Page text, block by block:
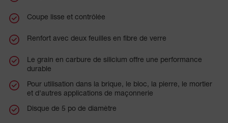
Coupe lisse et contrôlée
Renfort avec deux feuilles en fibre de verre
Le grain en carbure de silicium offre une performance
durable
Pour utilisation dans la brique, le bloc, la pierre, le mortier
et d’autres applications de maçonnerie
Disque de 5 po de diamètre